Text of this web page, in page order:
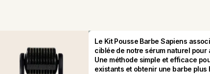
Le Kit Pousse Barbe Sapiens
ciblée de notre sérum naturel
Une méthode simple et efficace
existants et obtenir une barbe plus